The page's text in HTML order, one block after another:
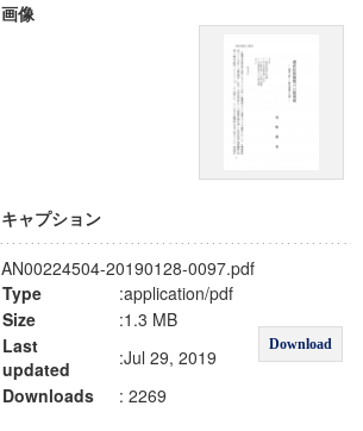
画像
キャプション
AN00224504-20190128-0097.pdf
Type
:application/pdf
Download
Size
:1.3 MB
Last
updated
:Jul 29, 2019
Downloads
: 2269